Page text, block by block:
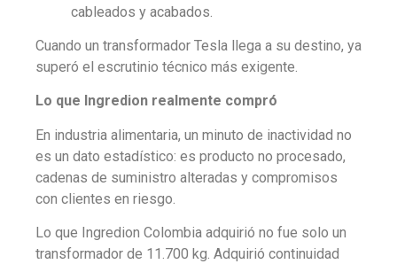
cableados y acabados.
Cuando un transformador Tesla llega a su destino, ya
superó el escrutinio técnico más exigente.
Lo que Ingredion realmente compró
En industria alimentaria, un minuto de inactividad no
es un dato estadístico: es producto no procesado,
cadenas de suministro alteradas y compromisos
con clientes en riesgo.
Lo que Ingredion Colombia adquirió no fue solo un
transformador de 11.700 kg. Adquirió continuidad